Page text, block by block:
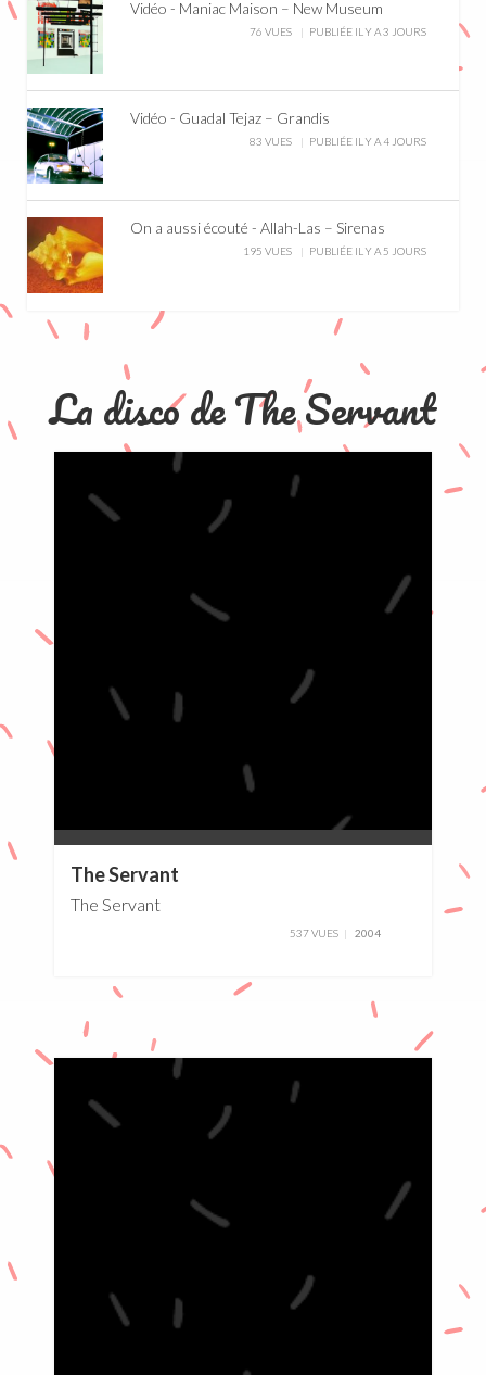
Vidéo - Maniac Maison – New Museum
76 VUES PUBLIÉE IL Y A 3 JOURS
Vidéo - Guadal Tejaz – Grandis
83 VUES PUBLIÉE IL Y A 4 JOURS
On a aussi écouté - Allah-Las – Sirenas
195 VUES PUBLIÉE IL Y A 5 JOURS
La disco de The Servant
The Servant
The Servant
537 VUES 2004